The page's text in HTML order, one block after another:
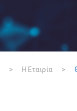
> Η Εταιρία >